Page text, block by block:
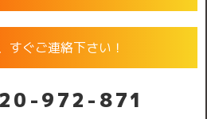
すぐご連絡下さい！
972-871